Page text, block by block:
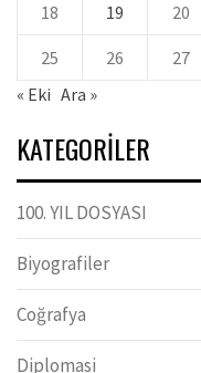
18 19 20
25 26 27
« Eki Ara »
KATEGORILER
100. YIL DOSYASI
Biyografiler
Coğrafya
Diplomasi